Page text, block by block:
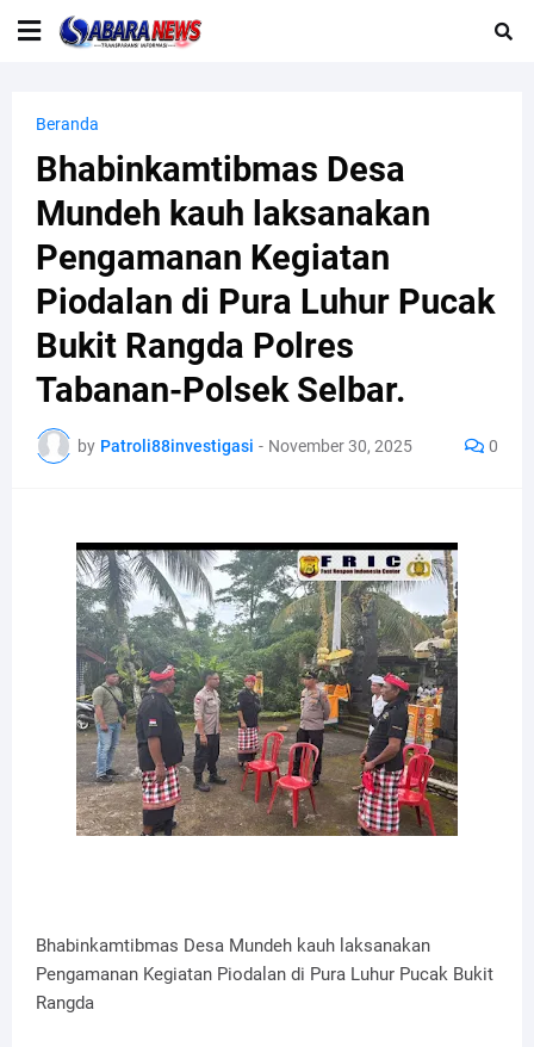
Beranda
Bhabinkamtibmas Desa
Mundeh kauh laksanakan
Pengamanan Kegiatan
Piodalan di Pura Luhur Pucak
Bukit Rangda Polres
Tabanan-Polsek Selbar.
by Patroli88investigasi - November 30, 2025 0
Bhabinkamtibmas Desa Mundeh kauh laksanakan
Pengamanan Kegiatan Piodalan di Pura Luhur Pucak Bukit
Rangda